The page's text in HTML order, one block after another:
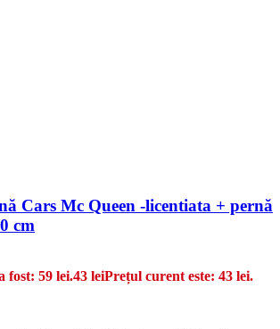
Cars Mc Queen -licentiata + pernă
cm
fost: 59 lei.43 leiPrețul curent este: 43 lei.